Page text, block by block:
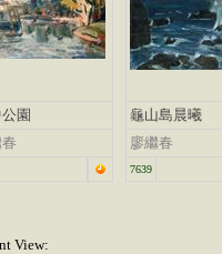
園
龜山島晨曦
廖繼春
7639
View: